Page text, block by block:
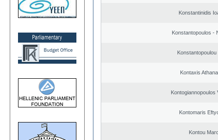
Konstantinidis
Konstantopoulos -
Konstantopoulou
Kontaxis
Kontogiannopoulos
Kontomaris
Kontou